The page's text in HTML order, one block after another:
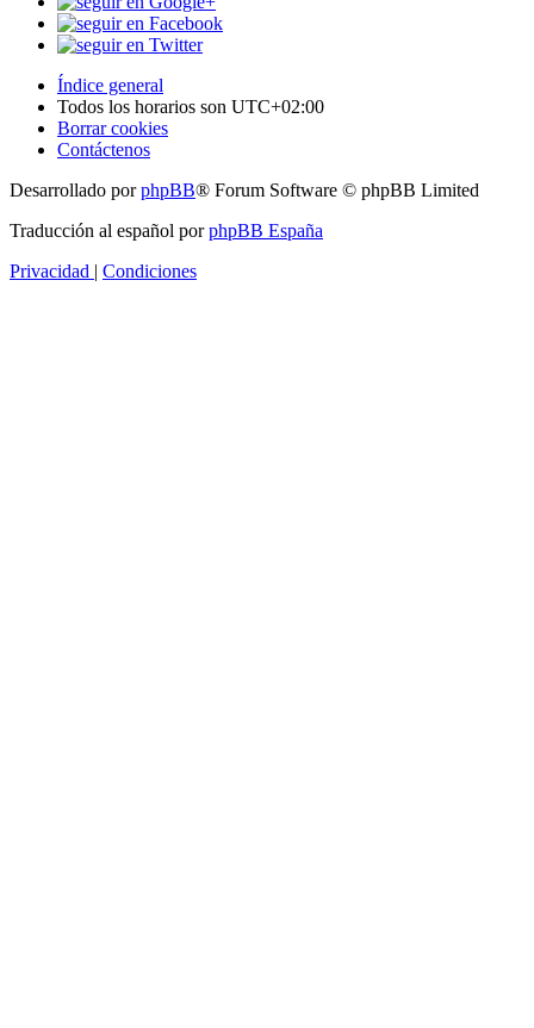
Índice general
Todos los horarios son UTC+02:00
Borrar cookies
Contáctenos
Desarrollado porphpBB® Forum Software © phpBB Limited
Traducción al español porphpBB España
Privacidad
Condiciones